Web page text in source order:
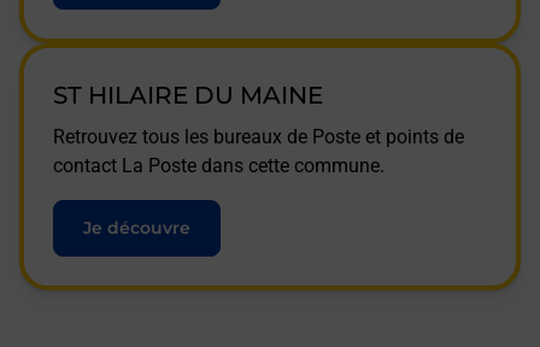
ST HILAIRE DU MAINE
Retrouvez tous les bureaux de Poste et points de
contact La Poste dans cette commune.
Je découvre